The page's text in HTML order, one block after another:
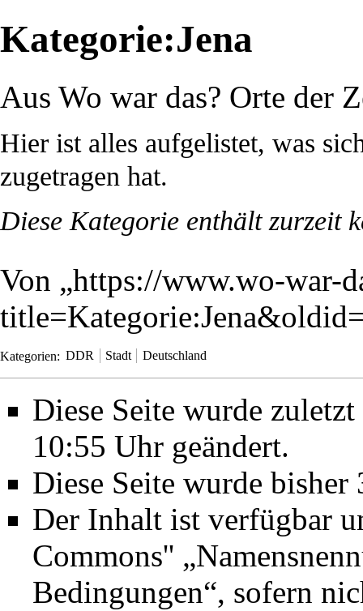
Kategorie:Jena
Aus Wo war das? Orte der
Hier ist alles aufgelistet, was
zugetragen hat.
Diese Kategorie enthält zurzeit
Von „https://www.wo-war-
Kategorien: DDR Stadt Deutschland
Diese Seite wurde
10:55 Uhr geändert.
Diese Seite wurde
Der Inhalt ist verfügbar
Commons''
Bedingungen“, sofern